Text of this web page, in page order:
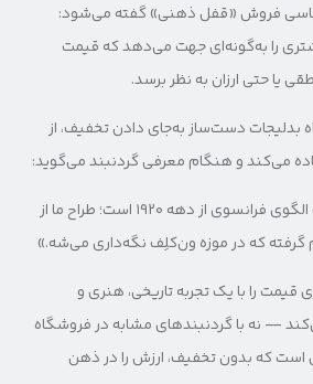
فروش «قفل ذهنی» گفته می‌شود:
را به‌گونه‌ای جهت می‌دهد که قیمت
یا حتی ارزان به نظر برسد.
دست‌ساز به‌جای دادن تخفیف، از
می‌کند و هنگام معرفی گردنبند می‌گوید:
«این طراحی، بازسازی یک الگوی فرانسوی از دهه ۱۹۲۰ است؛ طراح ما از
که در موزه ون‌کلِف نگه‌داری می‌شه.»
را با یک تجربه تاریخی، هنری و
— نه با گردنبندهای مشابه در فروشگاه
که بدون تخفیف، ارزش را در ذهن